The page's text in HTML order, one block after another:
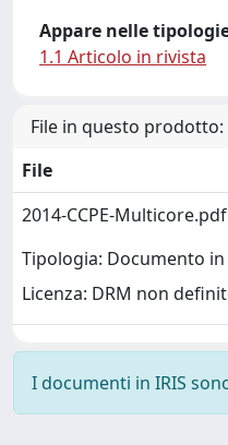
Appare nelle
1.1 Articolo in rivista
File in questo prodotto:
File
2014-CCPE-Multicore.pdf
Tipologia: Documento
Licenza: DRM non
I documenti in IRIS